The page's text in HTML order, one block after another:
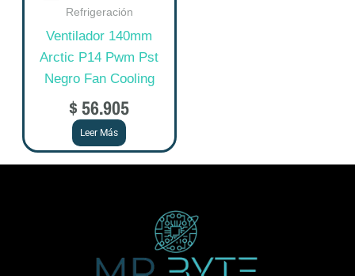
Refrigeración
Ventilador 140mm
Arctic P14 Pwm Pst
Negro Fan Cooling
$56.905
Leer Más